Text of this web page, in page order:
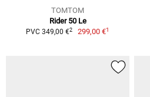
TOMTOM
Rider 50 Le
PVC 349,00 €2 299,00 €1